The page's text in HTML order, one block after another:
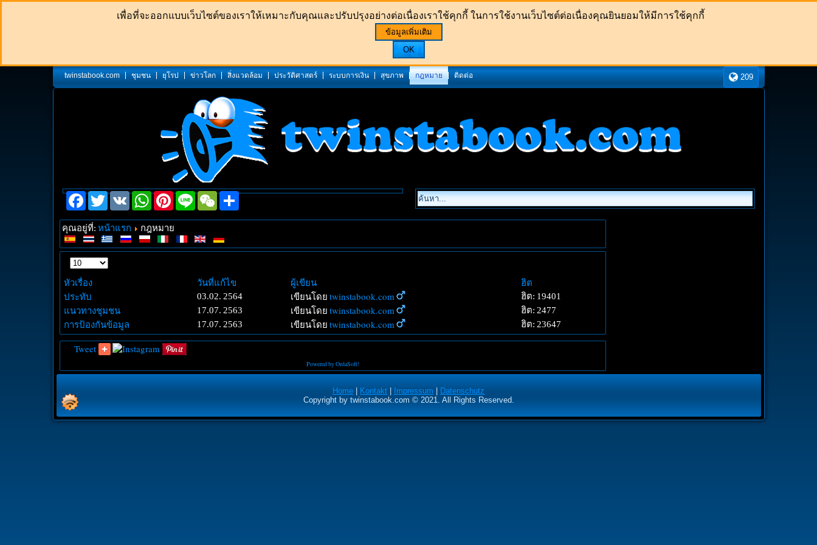
เพื่อที่จะออกแบบเว็บไซต์ของเราให้เหมาะกับคุณและปรับปรุงอย่างต่อเนื่องเราใช้คุกกี้ ในการใช้งานเว็บไซต์ต่อเนื่องคุณยินยอมให้มีการใช้คุกกี้
ข้อมูลเพิ่มเติม
OK
209
twinstabook.com ชุมชน ยุโรป ข่าวโลก สิ่งแวดล้อม ประวัติศาสตร์ ระบบการเงิน สุขภาพ กฎหมาย ติดต่อ
Facebook
Twitter VK WhatsAppPinterestLine WeChat
คุณอยู่ที่: หน้าแรก กฎหมาย
แสดง
หัวเรื่อง วันที่แก้ไข ผู้เขียน
ฮิต
ประทับ
03.02. 2564 เขียนโดย twinstabook.com ฮิต: 19401
แนวทางชุมชน 17.07. 2563 เขียนโดย twinstabook.com ฮิต: 2477
การป้องกันข้อมูล 17.07. 2563 เขียนโดย twinstabook.com ฮิต: 23647
Tweet
Powered by OrdaSoft!
Home Kontakt Impressum
Datenschutz
Copyright by twinstabook.com © 2021. All Rights Reserved.